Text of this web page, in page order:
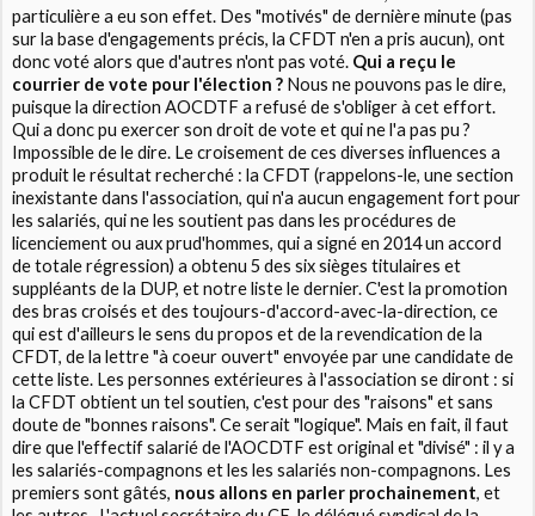
particulière a eu son effet. Des "motivés" de dernière minute (pas
sur la base d'engagements précis, la CFDT n'en a pris aucun), ont
donc voté alors que d'autres n'ont pas voté. Qui a reçu le
courrier de vote pour l'élection ? Nous ne pouvons pas le dire,
puisque la direction AOCDTF a refusé de s'obliger à cet effort.
Qui a donc pu exercer son droit de vote et qui ne l'a pas pu ?
Impossible de le dire. Le croisement de ces diverses influences a
produit le résultat recherché : la CFDT (rappelons-le, une section
inexistante dans l'association, qui n'a aucun engagement fort pour
les salariés, qui ne les soutient pas dans les procédures de
licenciement ou aux prud'hommes, qui a signé en 2014 un accord
de totale régression) a obtenu 5 des six sièges titulaires et
suppléants de la DUP, et notre liste le dernier. C'est la promotion
des bras croisés et des toujours-d'accord-avec-la-direction, ce
qui est d'ailleurs le sens du propos et de la revendication de la
CFDT, de la lettre "à coeur ouvert" envoyée par une candidate de
cette liste. Les personnes extérieures à l'association se diront : si
la CFDT obtient un tel soutien, c'est pour des "raisons" et sans
doute de "bonnes raisons". Ce serait "logique". Mais en fait, il faut
dire que l'effectif salarié de l'AOCDTF est original et "divisé" : il y a
les salariés-compagnons et les les salariés non-compagnons. Les
premiers sont gâtés, nous allons en parler prochainement, et